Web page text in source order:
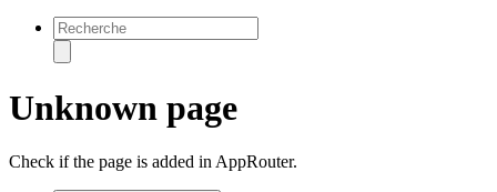
Unknown page
Check if the page is added in AppRouter.